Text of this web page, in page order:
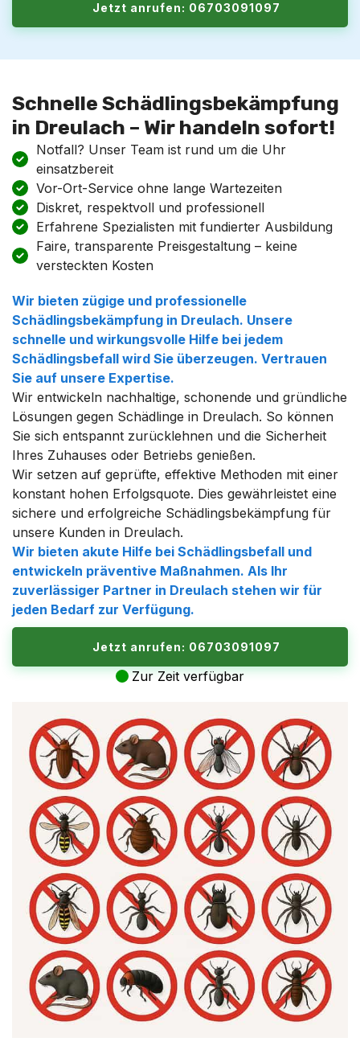
Jetzt anrufen: 06703091097
Schnelle Schädlingsbekämpfung
in Dreulach – Wir handeln sofort!
Notfall? Unser Team ist rund um die Uhr
einsatzbereit
Vor-Ort-Service ohne lange Wartezeiten
Diskret, respektvoll und professionell
Erfahrene Spezialisten mit fundierter Ausbildung
Faire, transparente Preisgestaltung – keine
versteckten Kosten
Wir bieten zügige und professionelle
Schädlingsbekämpfung in Dreulach. Unsere
schnelle und wirkungsvolle Hilfe bei jedem
Schädlingsbefall wird Sie überzeugen. Vertrauen
Sie auf unsere Expertise.
Wir entwickeln nachhaltige, schonende und gründliche
Lösungen gegen Schädlinge in Dreulach. So können
Sie sich entspannt zurücklehnen und die Sicherheit
Ihres Zuhauses oder Betriebs genießen.
Wir setzen auf geprüfte, effektive Methoden mit einer
konstant hohen Erfolgsquote. Dies gewährleistet eine
sichere und erfolgreiche Schädlingsbekämpfung für
unsere Kunden in Dreulach.
Wir bieten akute Hilfe bei Schädlingsbefall und
entwickeln präventive Maßnahmen. Als Ihr
zuverlässiger Partner in Dreulach stehen wir für
jeden Bedarf zur Verfügung.
Jetzt anrufen: 06703091097
Zur Zeit verfügbar